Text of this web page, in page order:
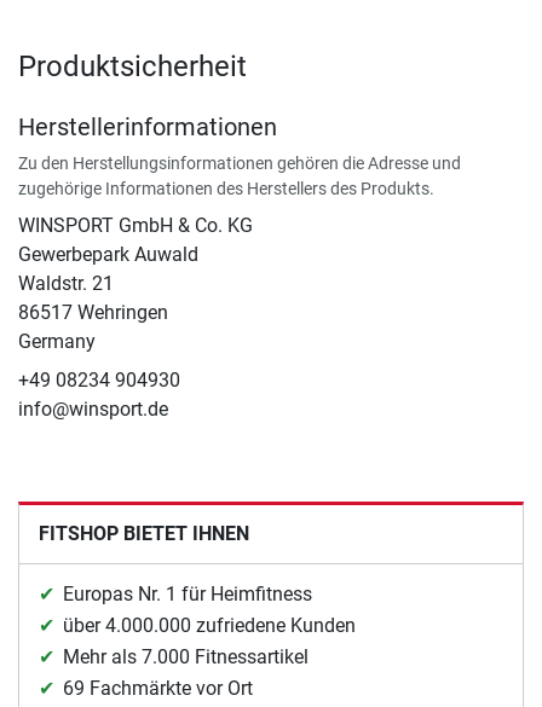
Produktsicherheit
Herstellerinformationen
Zu den Herstellungsinformationen gehören die Adresse und
zugehörige Informationen des Herstellers des Produkts.
WINSPORT GmbH & Co. KG
Gewerbepark Auwald
Waldstr. 21
86517 Wehringen
Germany
+49 08234 904930
info@winsport.de
FITSHOP BIETET IHNEN
Europas Nr. 1 für Heimfitness
über 4.000.000 zufriedene Kunden
Mehr als 7.000 Fitnessartikel
69 Fachmärkte vor Ort